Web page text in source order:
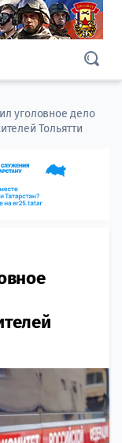
уголовное дело
Тольятти